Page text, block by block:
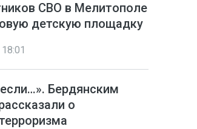
СВО в Мелитополе
детскую площадку
Бердянским
о